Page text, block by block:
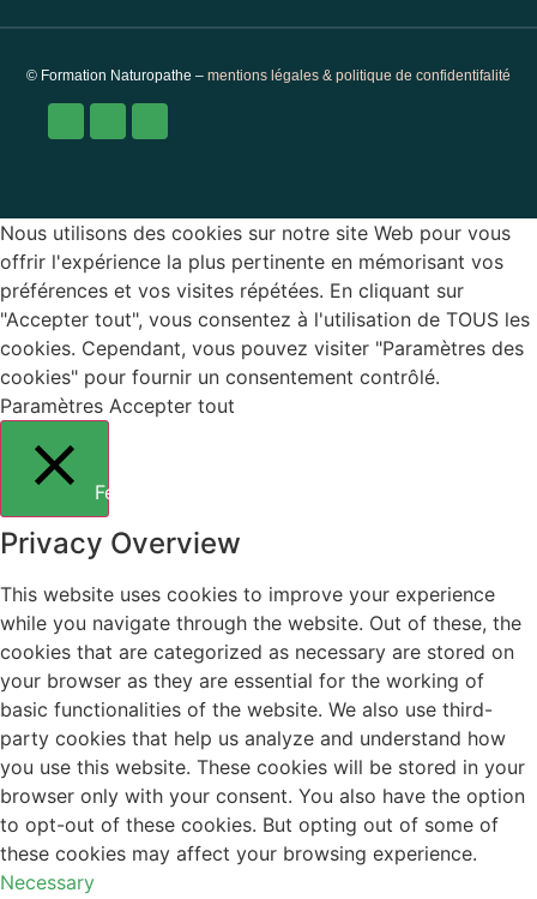
© Formation Naturopathe – mentions légales & politique de confidentifalité
Nous utilisons des cookies sur notre site Web pour vous
offrir l'expérience la plus pertinente en mémorisant vos
préférences et vos visites répétées. En cliquant sur
"Accepter tout", vous consentez à l'utilisation de TOUS les
cookies. Cependant, vous pouvez visiter "Paramètres des
cookies" pour fournir un consentement contrôlé.
Paramètres Accepter tout
Fermer
Privacy Overview
This website uses cookies to improve your experience
while you navigate through the website. Out of these, the
cookies that are categorized as necessary are stored on
your browser as they are essential for the working of
basic functionalities of the website. We also use third-
party cookies that help us analyze and understand how
you use this website. These cookies will be stored in your
browser only with your consent. You also have the option
to opt-out of these cookies. But opting out of some of
these cookies may affect your browsing experience.
Necessary